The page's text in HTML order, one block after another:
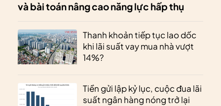
và bài toán nâng cao năng lực hấp thụ
Thanh khoản tiếp tục lao dốc
khi lãi suất vay mua nhà vượt
14%?
Tiền gửi lập kỷ lục, cuộc đua lãi
suất ngân hàng nóng trở lại